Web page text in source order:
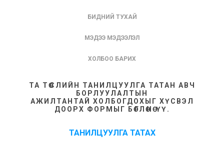
БИДНИЙ ТУХАЙ
МЭДЭЭ МЭДЭЭЛЭЛ
ХОЛБОО БАРИХ
ТА ТӨСЛИЙН ТАНИЛЦУУЛГА ТАТАН АВЧ
БОРЛУУЛАЛТЫН
АЖИЛТАНТАЙ ХОЛБОГДОХЫГ ХҮСВЭЛ
ДООРХ ФОРМЫГ БӨГЛӨНӨ ҮҮ.
ТАНИЛЦУУЛГА ТАТАХ